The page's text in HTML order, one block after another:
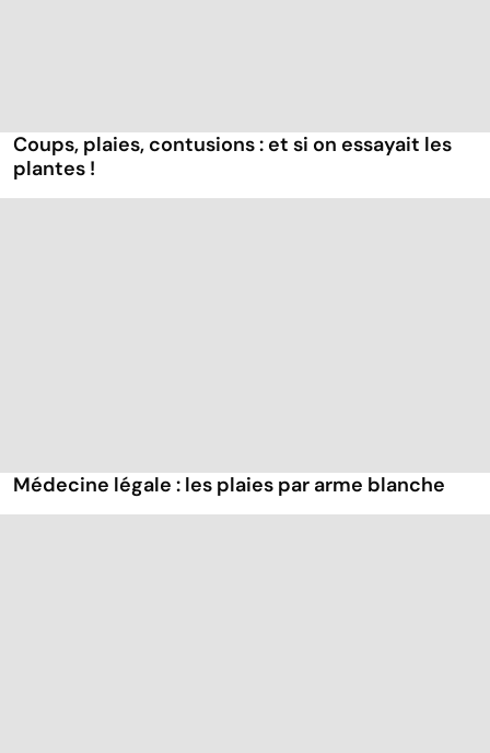
Coups, plaies, contusions : et si on essayait les
plantes !
Médecine légale : les plaies par arme blanche